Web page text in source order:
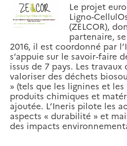
Le projet
Ligno-
(ZELCOR),
partenaire,
2016, il est coordonné par
s’appuie sur le savoir-faire
issus de 7 pays. Les
valoriser des déchets
» (tels que les lignines et
produits chimiques et
ajoutée. L’Ineris pilote les
aspects « durabilité » et
des impacts